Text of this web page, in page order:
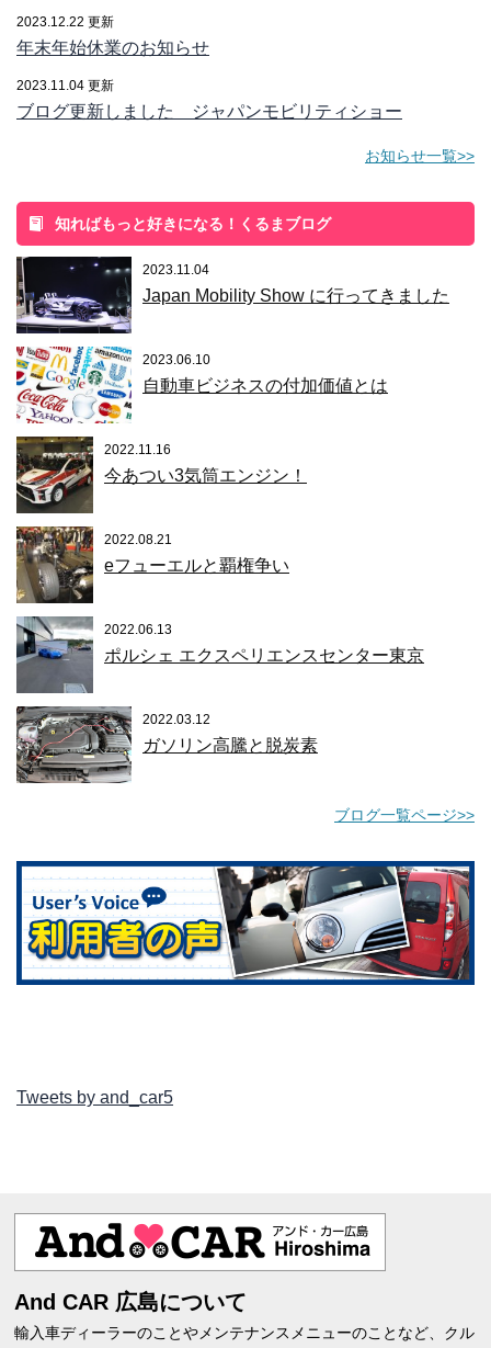
2023.12.22 更新
年末年始休業のお知らせ
2023.11.04 更新
ブログ更新しました ジャパンモビリティショー
お知らせ一覧>>
知ればもっと好きになる！くるまブログ
2023.11.04
Japan Mobility Show に行ってきました
2023.06.10
自動車ビジネスの付加価値とは
2022.11.16
今あつい3気筒エンジン！
2022.08.21
eフューエルと覇権争い
2022.06.13
ポルシェ エクスペリエンスセンター東京
2022.03.12
ガソリン高騰と脱炭素
ブログ一覧ページ>>
Tweets by and_car5
And CAR 広島について
輸入車ディーラーのことやメンテナンスメニューのことなど、クル